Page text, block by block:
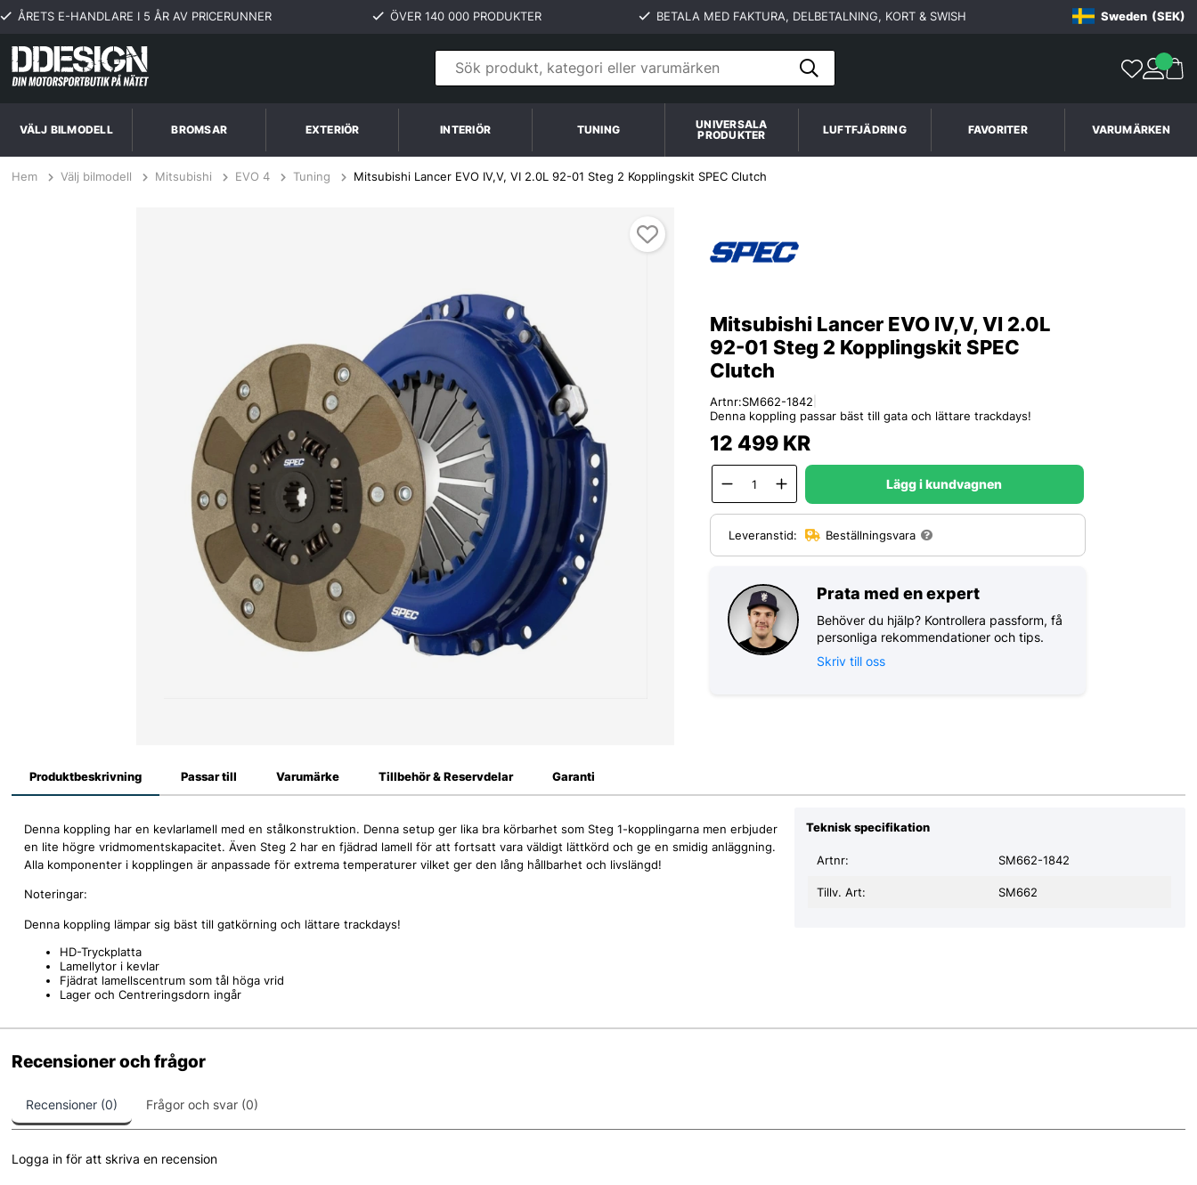
ÅRETS E-HANDLARE I 5 ÅR AV PRICERUNNER ÖVER 140 000 PRODUKTER BETALA MED FAKTURA, DELBETALNING, KORT & SWISH Sweden (SEK)
VÄLJ BILMODELL BROMSAR EXTERIÖR INTERIÖR TUNING
UNIVERSALA
PRODUKTER
LUFTFJÄDRING FAVORITER VARUMÄRKEN
Hem Välj bilmodell Mitsubishi EVO 4 Tuning Mitsubishi Lancer EVO IV,V, VI 2.0L 92-01 Steg 2 Kopplingskit SPEC Clutch
Mitsubishi Lancer EVO IV,V, VI 2.0L
92-01 Steg 2 Kopplingskit SPEC
Clutch
Artnr:SM662-1842
Denna koppling passar bäst till gata och lättare trackdays!
12 499 KR
Lägg i kundvagnen
Leveranstid: Beställningsvara
Prata med en expert
Behöver du hjälp? Kontrollera passform, få
personliga rekommendationer och tips.
Skriv till oss
Produktbeskrivning
Denna koppling har en kevlarlamell med en stålkonstruktion. Denna setup ger lika bra körbarhet som Steg 1-kopplingarna men erbjuder
en lite högre vridmomentskapacitet. Även Steg 2 har en fjädrad lamell för att fortsatt vara väldigt lättkörd och ge en smidig anläggning.
Alla komponenter i kopplingen är anpassade för extrema temperaturer vilket ger den lång hållbarhet och livslängd!
Noteringar:
Denna koppling lämpar sig bäst till gatkörning och lättare trackdays!
HD-Tryckplatta
Lamellytor i kevlar
Fjädrat lamellscentrum som tål höga vrid
Lager och Centreringsdorn ingår
Teknisk specifikation
Tillv. Art: SM662
Artnr: SM662-1842
Passar till Varumärke Tillbehör & Reservdelar Garanti
Recensioner och frågor
Recensioner (0) Frågor och svar (0)
Logga in för att skriva en recension